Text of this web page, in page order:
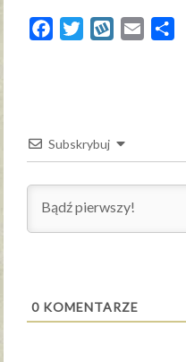
FacebookTwitterWykopEmail
Subskrybuj
0 KOMENTARZE